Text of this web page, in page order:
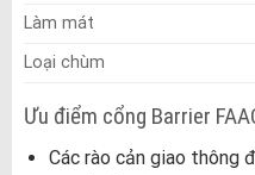
Làm mát
Loại chùm
Ưu điểm cổng Barrier
Các rào cản giao thông